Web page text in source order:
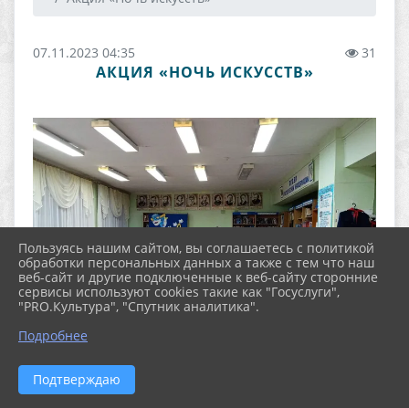
07.11.2023 04:35 31
АКЦИЯ «НОЧЬ ИСКУССТВ»
Пользуясь нашим сайтом, вы соглашаетесь с политикой
обработки персональных данных а также с тем что наш
веб-сайт и другие подключенные к веб-сайту сторонние
сервисы используют cookies такие как "Госуслуги",
"PRO.Культура", "Спутник аналитика".
Подробнее
Подтверждаю